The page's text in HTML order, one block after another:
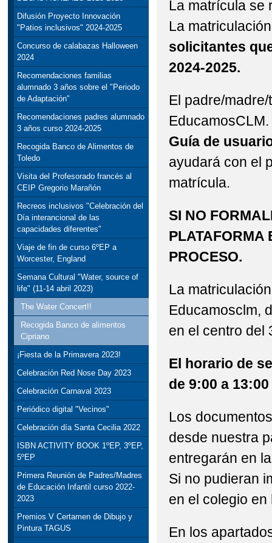
Difusión Proyecto Innovación
"Patios inclusivos" 2024-2025
Concurso de calabazas Halloween
2024
Recomendaciones familias
alumnado 3 años sobre el "Periodo
de Adaptación"
Recomendaciones padres alumnado
3 años curso 2024-2025
Recogida Banco de Alimentos de
Toledo
Visita del Profesorado francés al
CEIP Gregorio Marañón
Recreos inclusivos "Celebración del
Día interancional de las
capacidades diferentes"
Viaje de fin de curso 6ºEP a
Worcester, England
Semana Cultural "Water, source of
life" (11-14 abril 2023)
The Water Concert!!
Recogida Banco de alimentos
Cipriano
¡Fiesta de la Primavera 2023!
Celebración Red Nose Day 2023
Celebración Carnaval 2023
Periódico digital "Vecinos"
Celebración día Santa Cecilia 2022
ISBN ACTIVITY BOOK 1ºEP, 3ºEP,
5ºEP
Primera Reunión de Padres/Madres
de Educación Infantil curso 2022-
2023
Premios V Certamen de Dibujo y
Pintura TAGUS
La matrícula se
La
solicitantes
2024-2025.
El padre/
Guía de
ayudará con el
matrícula.
SI NO
PLATAFORMA
PROCESO.
La
Educamosclm,
en el centro del
El horario de
de 9:00 a
Los
desde nuestra
entregarán en
Si no pudieran
en el colegio
En los